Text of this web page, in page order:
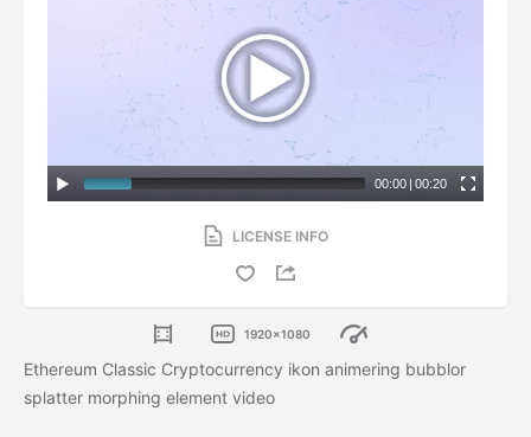
00:00 | 00:20
LICENSE INFO
1920x1080
Ethereum Classic Cryptocurrency ikon animering bubblor
splatter morphing element video